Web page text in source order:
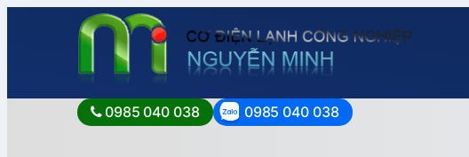
0985 040 038 0985 040 038